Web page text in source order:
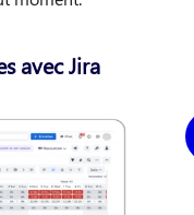
avec Jira